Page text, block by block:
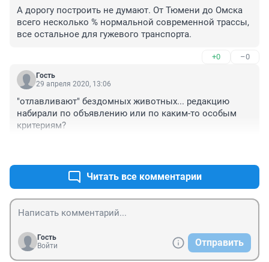
А дорогу построить не думают. От Тюмени до Омска
всего несколько % нормальной современной трассы,
все остальное для гужевого транспорта.
+0 –0
Гость
29 апреля 2020, 13:06
"отлавливают" бездомных животных... редакцию
набирали по объявлению или по каким-то особым
критериям?
Читать все комментарии
Гость
Войти
Отправить